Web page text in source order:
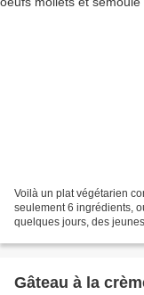
Voilà un plat végétarien
seulement 6 ingrédients,
quelques jours, des
Gâteau à la